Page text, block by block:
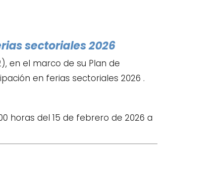
sectoriales 2026
en el marco de su Plan de
en ferias sectoriales 2026 .
horas del 15 de febrero de 2026 a